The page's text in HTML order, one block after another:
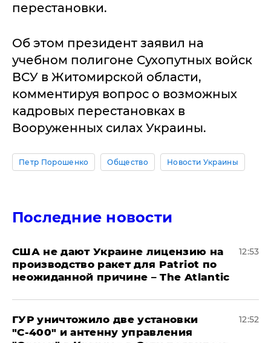
перестановки.
Об этом президент заявил на
учебном полигоне Сухопутных войск
ВСУ в Житомирской области,
комментируя вопрос о возможных
кадровых перестановках в
Вооруженных силах Украины.
Петр Порошенко Общество Новости Украины
Последние новости
США не дают Украине лицензию на
производство ракет для Patriot по
неожиданной причине – The Atlantic
12:53
ГУР уничтожило две установки
"С‑400" и антенну управления
12:52